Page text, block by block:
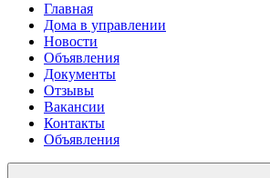
Главная
Дома в управлении
Новости
Объявления
Документы
Отзывы
Вакансии
Контакты
Объявления